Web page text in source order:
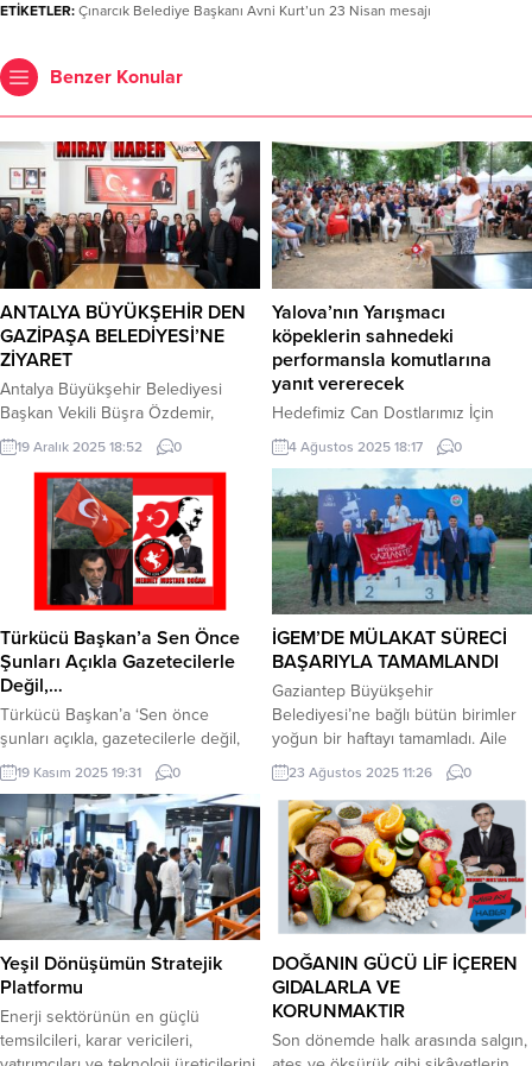
ETİKETLER: Çınarcık Belediye Başkanı Avni Kurt’un 23 Nisan mesajı
Benzer Konular
ANTALYA BÜYÜKŞEHİR DEN
GAZİPAŞA BELEDİYESİ’NE
ZİYARET
Antalya Büyükşehir Belediyesi
Başkan Vekili Büşra Özdemir,
Gazipaşa ilçesinde bir dizi ziyaret
ve temaslarda bulundu. Özdemir,
Gazipaşa’nın ihtiyaçları
doğrultusunda çalışmaların tüm
hızıyla sürdüğünü ifade etti.
Büyükşehir Belediyesi Başkan
Vekili Büşra Özdemir, Antalya’nın
doğu ilçeleri ziyaretleri kapsamında
Gazipaşa’da vatandaşlarla buluştu.
Başkan Vekili Özdemir, ziyaret
programı kapsamında ilk olarak
Cumhuriyet Halk Partisi...
19 Aralık 2025 18:52 0
Yalova’nın Yarışmacı
köpeklerin sahnedeki
performansla komutlarına
yanıt vererecek
Hedefimiz Can Dostlarımız İçin
Farkındalık Oluşturmaktır
4 Ağustos 2025 18:17 0
Türkücü Başkan’a Sen Önce
Şunları Açıkla Gazetecilerle
Değil,…
Türkücü Başkan’a ‘Sen önce
şunları açıkla, gazetecilerle değil,
kavurmacı yalakacılarında
mektubunu yazsın.. *Sen önce
‘konser verdim, burs dağıttım..’
dediğin paraların, *Sen önce eski
garajın yeri, mezarlık arsaları dahil
sattığın onca arsaların paralarını..
*Sen önce emekli vekilliğin yanında
belediye başkanlığı için aldığın
maaşı.. *Sen önce Adapazarı’na
pardon Ardahan’a kule yapacak
denen...
19 Kasım 2025 19:31 0
İGEM’DE MÜLAKAT SÜRECİ
BAŞARIYLA TAMAMLANDI
Gaziantep Büyükşehir
Belediyesi’ne bağlı bütün birimler
yoğun bir haftayı tamamladı. Aile
Akademisi’nin evlilik öncesi
eğitimleri devam ederken, İstasyon
Gaziantep her geçen gün yenilikçi
fikirler üretmeye devam ediyor.
Gaziantep Büyükşehir Belediye
Spor Kulübü Sporcuları başarısını
bir adım ileri atarken, GASMEK’te
kurslar devam ediyor. AİLE
AKADEMİSİ’NDE EVLİLİK ÖNCESİ
EĞİTİMLER SÜRÜYOR Gaziantep
Büyükşehir...
23 Ağustos 2025 11:26 0
Yeşil Dönüşümün Stratejik
Platformu
Enerji sektörünün en güçlü
temsilcileri, karar vericileri,
DOĞANIN GÜCÜ LİF İÇEREN
GIDALARLA VE
KORUNMAKTIR
Son dönemde halk arasında salgın,